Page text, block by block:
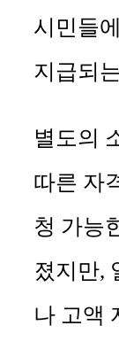
시민들
지급되
별도의
따른 자
청 가능
졌지만,
나 고액